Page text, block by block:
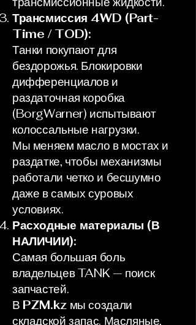
Трансмиссия 4WD (Part-
Time / TOD):
Танки покупают для
бездорожья. Блокировки
дифференциалов и
раздаточная коробка
(BorgWarner) испытывают
колоссальные нагрузки.
Мы меняем масло в мостах и
раздатке, чтобы механизмы
работали четко и бесшумно
даже в самых суровых
условиях.
Расходные материалы (В
НАЛИЧИИ):
Самая большая боль
владельцев TANK — поиск
запчастей.
В PZM.kzмы создали
складской запас. Масляные,